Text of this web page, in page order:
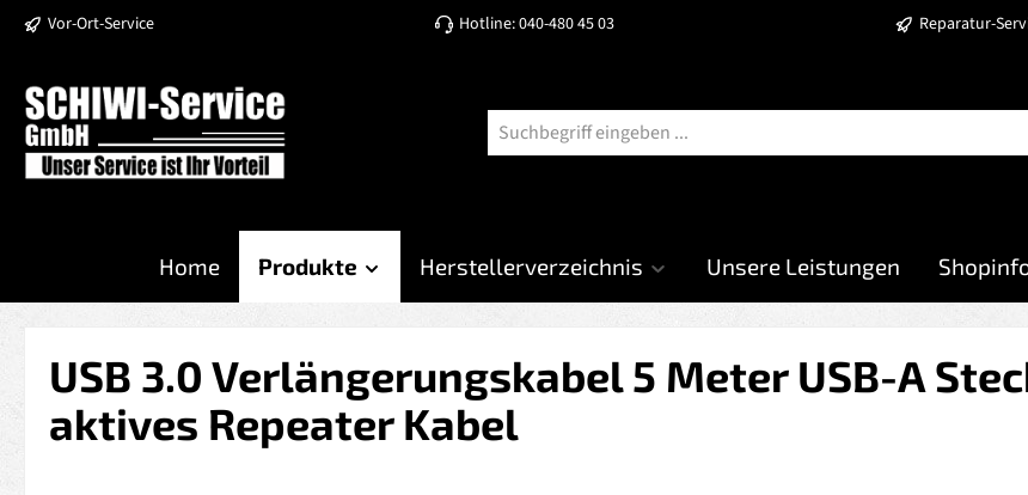
Hauptinhalt springen
Zur Suche springen
Zur Hauptnavigation springen
Vor-Ort-Service Hotline: 040-480 45 03 Reparatur-
Home Produkte Herstellerverzeichnis Unsere Leistungen
USB 3.0 Verlängerungskabel 5 Meter USB-A
aktives Repeater Kabel